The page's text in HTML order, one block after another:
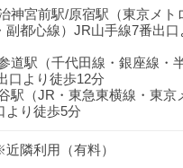
神宮前駅/原宿駅（東京メト
副都心線）JR山手線7番出口
道駅（千代田線・銀座線・
口より徒歩12分
駅（JR・東急東横線・東京
より徒歩5分
隣利用（有料）